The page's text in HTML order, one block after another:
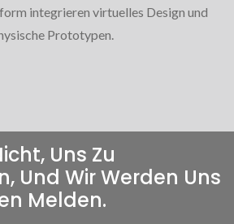
integrieren virtuelles Design und
Prototypen.
Uns Zu
Und Wir Werden Uns
Melden.